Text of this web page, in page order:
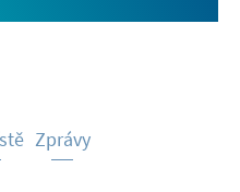
Zprávy